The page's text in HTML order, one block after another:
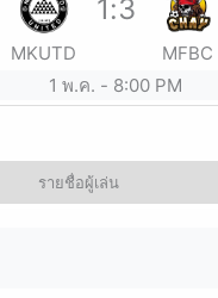
MKUTD
1:3
MFBC
1 พ.ค. - 8:00 PM
รายชื่อผู้เล่น